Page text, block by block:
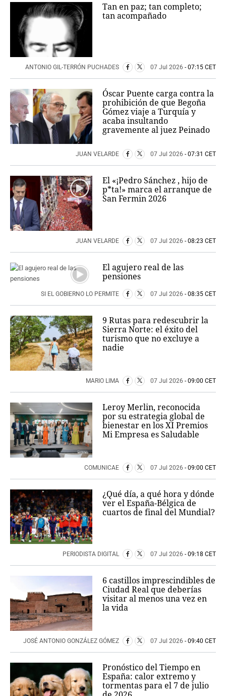
Tan en paz; tan completo;
tan acompañado
ANTONIO GIL-TERRÓN PUCHADES 07 Jul 2026 - 07:15 CET
Óscar Puente carga contra la
prohibición de que Begoña
Gómez viaje a Turquía y
acaba insultando
gravemente al juez Peinado
JUAN VELARDE 07 Jul 2026 - 07:31 CET
El «¡Pedro Sánchez , hijo de
p*ta!» marca el arranque de
San Fermin 2026
JUAN VELARDE 07 Jul 2026 - 08:23 CET
El agujero real de las
pensiones
SI EL GOBIERNO LO PERMITE 07 Jul 2026 - 08:35 CET
9 Rutas para redescubrir la
Sierra Norte: el éxito del
turismo que no excluye a
nadie
MARIO LIMA 07 Jul 2026 - 09:00 CET
Leroy Merlin, reconocida
por su estrategia global de
bienestar en los XI Premios
Mi Empresa es Saludable
COMUNICAE 07 Jul 2026 - 09:00 CET
¿Qué día, a qué hora y dónde
ver el España-Bélgica de
cuartos de final del Mundial?
PERIODISTA DIGITAL 07 Jul 2026 - 09:18 CET
6 castillos imprescindibles de
Ciudad Real que deberías
visitar al menos una vez en
la vida
JOSÉ ANTONIO GONZÁLEZ GÓMEZ 07 Jul 2026 - 09:40 CET
Pronóstico del Tiempo en
España: calor extremo y
tormentas para el 7 de julio